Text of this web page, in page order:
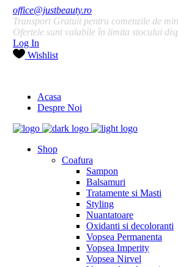
office@justbeauty.ro
Transport Gratuit pentru comenzile de
Ofertele sunt valabile în limita stocului
Log In
Wishlist
Acasa
Despre Noi
Shop
Coafura
Sampon
Balsamuri
Tratamente si Masti
Styling
Nuantatoare
Oxidanti si decoloranti
Vopsea Permanenta
Vopsea Imperity
Vopsea Nirvel